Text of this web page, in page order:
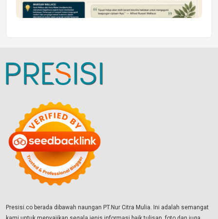
Presisi.co berada dibawah naungan PT.Nur Citra Mulia. Ini adalah semangat